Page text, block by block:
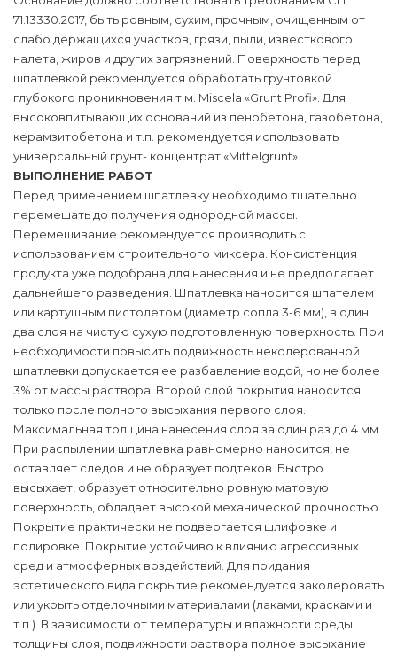
71.13330.2017, быть ровным, сухим, прочным, очищенным от
слабо держащихся участков, грязи, пыли, известкового
налета, жиров и других загрязнений. Поверхность перед
шпатлевкой рекомендуется обработать грунтовкой
глубокого проникновения т.м. Miscela «Grunt Profi». Для
высоковпитывающих оснований из пенобетона, газобетона,
керамзитобетона и т.п. рекомендуется использовать
универсальный грунт- концентрат «Mittelgrunt».
ВЫПОЛНЕНИЕ РАБОТ
Перед применением шпатлевку необходимо тщательно
перемешать до получения однородной массы.
Перемешивание рекомендуется производить с
использованием строительного миксера. Консистенция
продукта уже подобрана для нанесения и не предполагает
дальнейшего разведения. Шпатлевка наносится шпателем
или картушным пистолетом (диаметр сопла 3-6 мм), в один,
два слоя на чистую сухую подготовленную поверхность. При
необходимости повысить подвижность неколерованной
шпатлевки допускается ее разбавление водой, но не более
3% от массы раствора. Второй слой покрытия наносится
только после полного высыхания первого слоя.
Максимальная толщина нанесения слоя за один раз до 4 мм.
При распылении шпатлевка равномерно наносится, не
оставляет следов и не образует подтеков. Быстро
высыхает, образует относительно ровную матовую
поверхность, обладает высокой механической прочностью.
Покрытие практически не подвергается шлифовке и
полировке. Покрытие устойчиво к влиянию агрессивных
сред и атмосферных воздействий. Для придания
эстетического вида покрытие рекомендуется заколеровать
или укрыть отделочными материалами (лаками, красками и
т.п.). В зависимости от температуры и влажности среды,
толщины слоя, подвижности раствора полное высыхание